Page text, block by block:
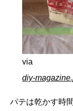
via
diy-
パテは乾かす時